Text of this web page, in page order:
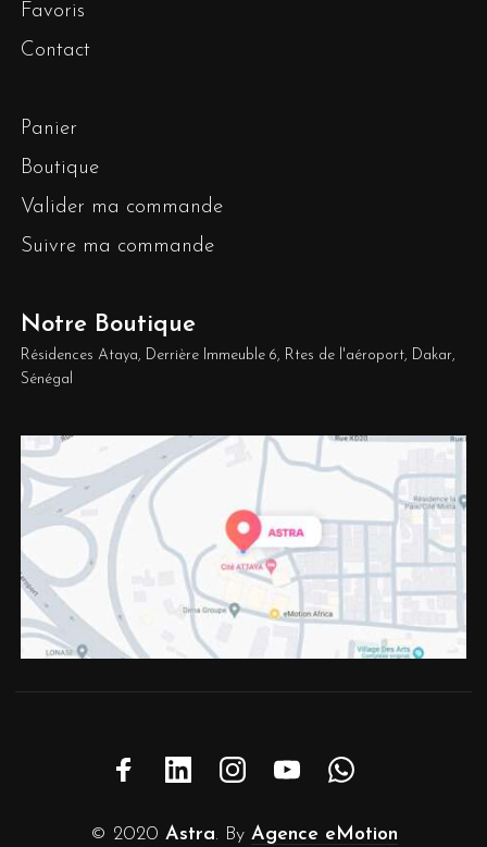
Favoris
Contact
Panier
Boutique
Valider ma commande
Suivre ma commande
Notre Boutique
Résidences Ataya, Derrière Immeuble 6, Rtes de l'aéroport, Dakar,
Sénégal
© 2020 Astra. By Agence eMotion